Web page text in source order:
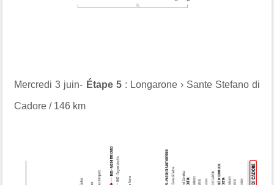
Mercredi 3 juin- Étape 5: Longarone › Sante Stefano di
Cadore / 146 km